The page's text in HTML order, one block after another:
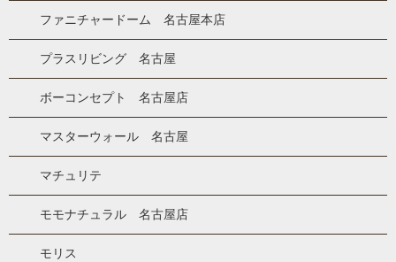
ファニチャードーム 名古屋本店
プラスリビング 名古屋
ボーコンセプト 名古屋店
マスターウォール 名古屋
マチュリテ
モモナチュラル 名古屋店
モリス